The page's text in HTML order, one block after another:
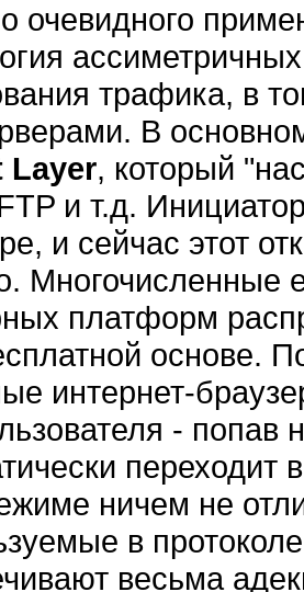
очевидного
трафика, в
В
Layer, который
и т.д.
и сейчас этот
Многочисленные
платформ
основе.
интернет-
- попав
ничем не
в
весьма